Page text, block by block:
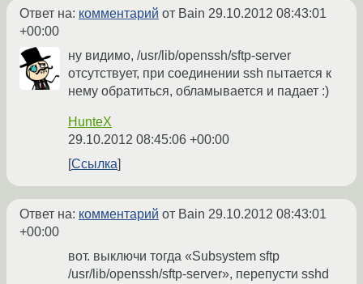
Ответ на: комментарий от Bain 29.10.2012 08:43:01
+00:00
ну видимо, /usr/lib/openssh/sftp-server
отсутствует, при соединении ssh пытается к
нему обратиться, обламывается и падает :)
HunteX
29.10.2012 08:45:06 +00:00
Ссылка
Ответ на: комментарий от Bain 29.10.2012 08:43:01
+00:00
вот. выключи тогда «Subsystem sftp
/usr/lib/openssh/sftp-server», перепусти sshd